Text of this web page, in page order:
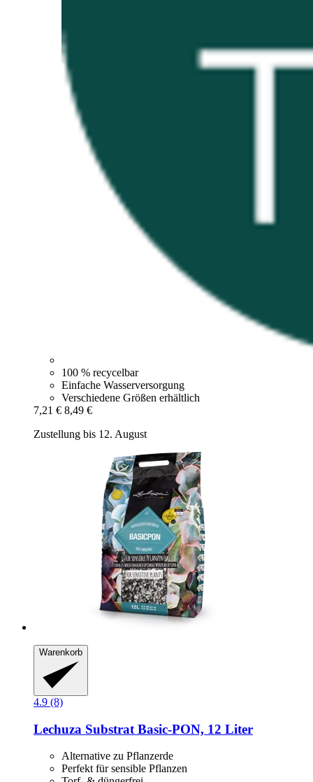
100 % recycelbar
Einfache Wasserversorgung
Verschiedene Größen erhältlich
7,21 € 8,49 €
Zustellung bis 12. August
Warenkorb
4.9 (8)
Lechuza Substrat Basic-​PON, 12 Liter
Alternative zu Pflanzerde
Perfekt für sensible Pflanzen